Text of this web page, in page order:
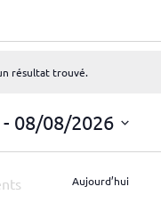
résultat trouvé.
08/08/2026
Aujourd’hui